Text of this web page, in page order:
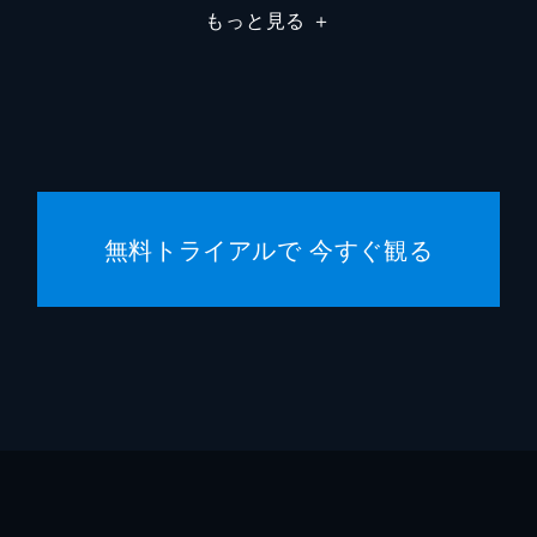
もっと見る ＋
無料トライアルで 今すぐ観る